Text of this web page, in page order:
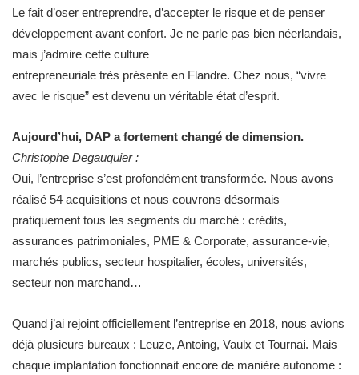
Le fait d’oser entreprendre, d’accepter le risque et de penser
développement avant confort. Je ne parle pas bien néerlandais,
mais j’admire cette culture
entrepreneuriale très présente en Flandre. Chez nous, “vivre
avec le risque” est devenu un véritable état d’esprit.
Aujourd’hui, DAP a fortement changé de dimension.
Christophe Degauquier :
Oui, l’entreprise s’est profondément transformée. Nous avons
réalisé 54 acquisitions et nous couvrons désormais
pratiquement tous les segments du marché : crédits,
assurances patrimoniales, PME & Corporate, assurance-vie,
marchés publics, secteur hospitalier, écoles, universités,
secteur non marchand…
Quand j’ai rejoint officiellement l’entreprise en 2018, nous avions
déjà plusieurs bureaux : Leuze, Antoing, Vaulx et Tournai. Mais
chaque implantation fonctionnait encore de manière autonome :